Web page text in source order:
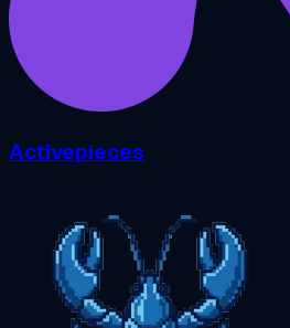
Activepieces